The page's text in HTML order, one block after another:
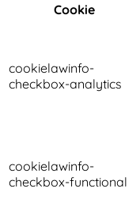
Cookie
cookielawinfo-
checkbox-analytics
cookielawinfo-
checkbox-functional